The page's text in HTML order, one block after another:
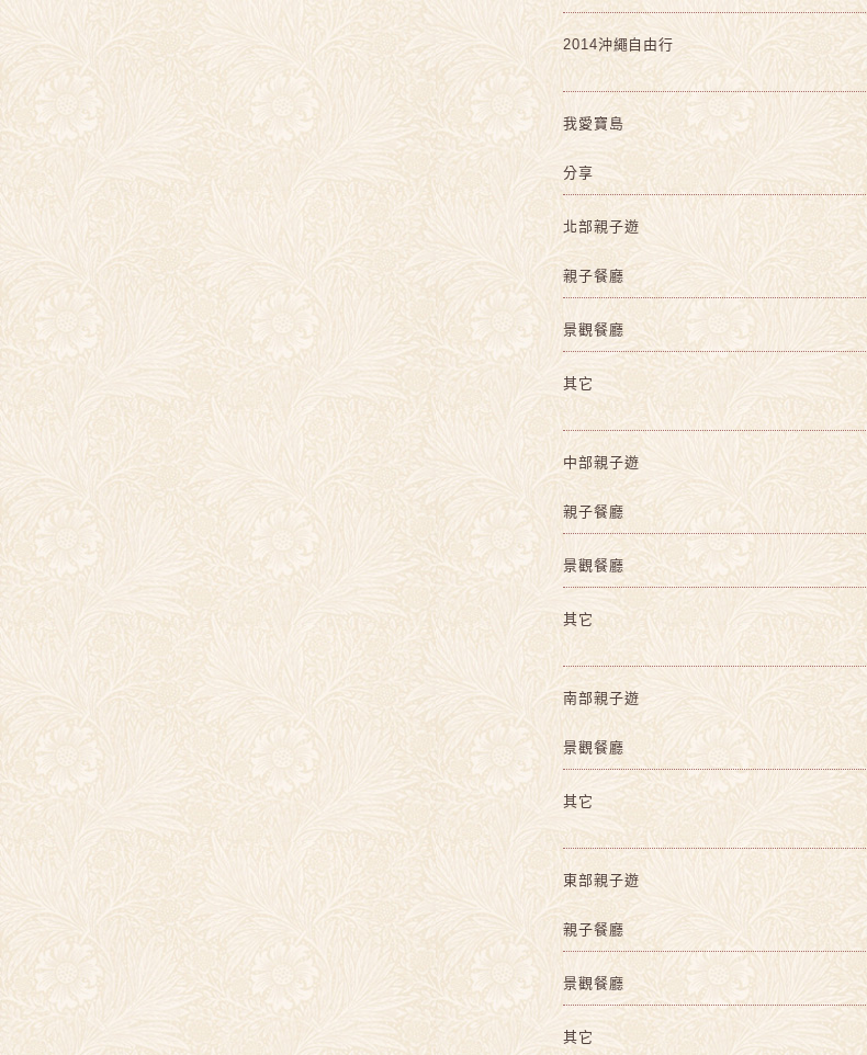
2014沖繩自由行
我愛寶島
分享
北部親子遊
親子餐廳
景觀餐廳
其它
中部親子遊
親子餐廳
景觀餐廳
其它
南部親子遊
景觀餐廳
其它
東部親子遊
親子餐廳
景觀餐廳
其它